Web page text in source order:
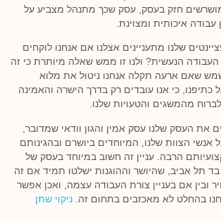
מושרשים חזק בעסק, עסק שכך מתנהל מצביע על
עבודה איכותית ומצוינת.
שלנו מתעניינים אצלנו אם אנחנו לוקחים
הנעשית? ולנו זו ממש שאלה מיותרת כי זה
שאם ארעה תקלה אנחנו ניטול את מלוא
כתיפנו, כי אנו עובדים רק בדרך הישרה והאמינה
מהמשגים והטעויות שלנו.
את העסק שלנו עסק אמין והגון וודאי שמדובר,
אנשי הצוות שלנו, המיוחדים ביושרם ובהגינותם
הרבה. עניין זה חשוב במיוחד בעסק של
בד תל אביב, שהיושר וההוגנות ישלטו תמיד אם זה
ובין אם בעניין צורת העבודה עצמה, ואכן אפשר
בהחלט לא מאכזבים בתחום זה. ניקוי שתן